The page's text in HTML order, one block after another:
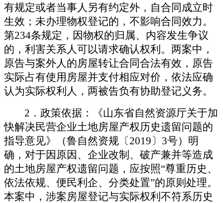
有规定或者当事人另有约定外，自合同成立时
生效；未办理物权登记的，不影响合同效力。
第234条规定，因物权的归属、内容发生争议
的，利害关系人可以请求确认权利。两案中，
原告与案外人的房屋转让合同合法有效，原告
实际占有使用房屋并支付相应对价，依法应确
认为实际权利人，两被告负有协助登记义务。
2 ． 政策依据 ：《山东省自然资源厅关于加
快解决民营企业土地房屋产权历史遗留问题的
指导意见》（鲁自然资规〔2019〕 3号）明
确，对于因原因、企业改制、破产兼并等造成
的土地房屋产权遗留问题，应按照“尊重历史、
依法依规、便民利企、分类处置”的原则处理。
本案中，涉案房屋登记与实际权利不符系历史